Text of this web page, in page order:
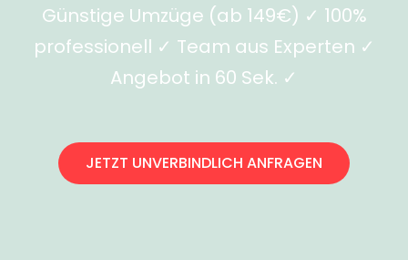
Günstige Umzüge (ab 149€) ✓ 100%
professionell ✓ Team aus Experten ✓
Angebot in 60 Sek. ✓
JETZT UNVERBINDLICH ANFRAGEN